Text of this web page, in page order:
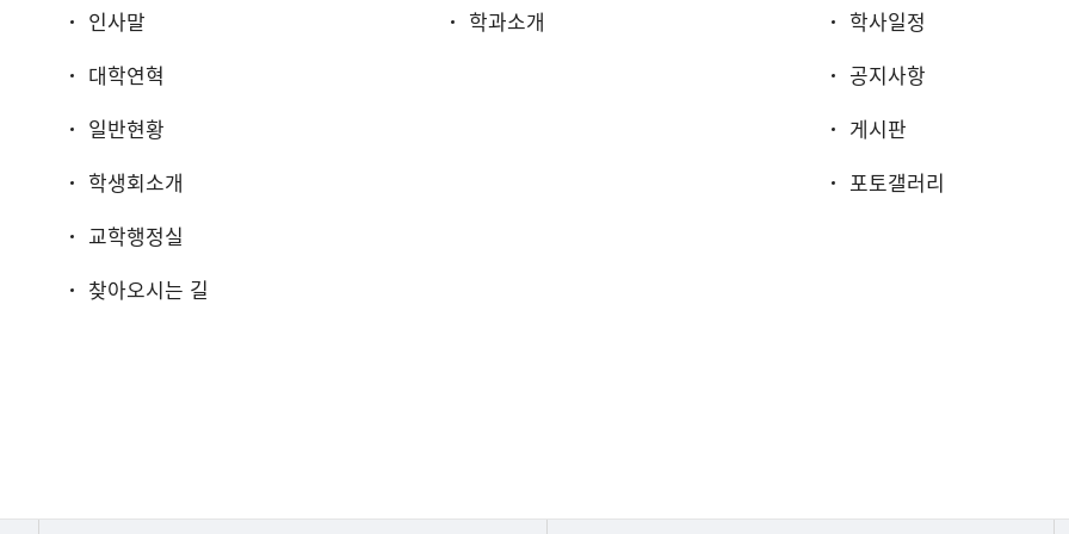
인사말
대학연혁
일반현황
학생회소개
교학행정실
찾아오시는 길
학과소개
학사일정
공지사항
게시판
포토갤러리